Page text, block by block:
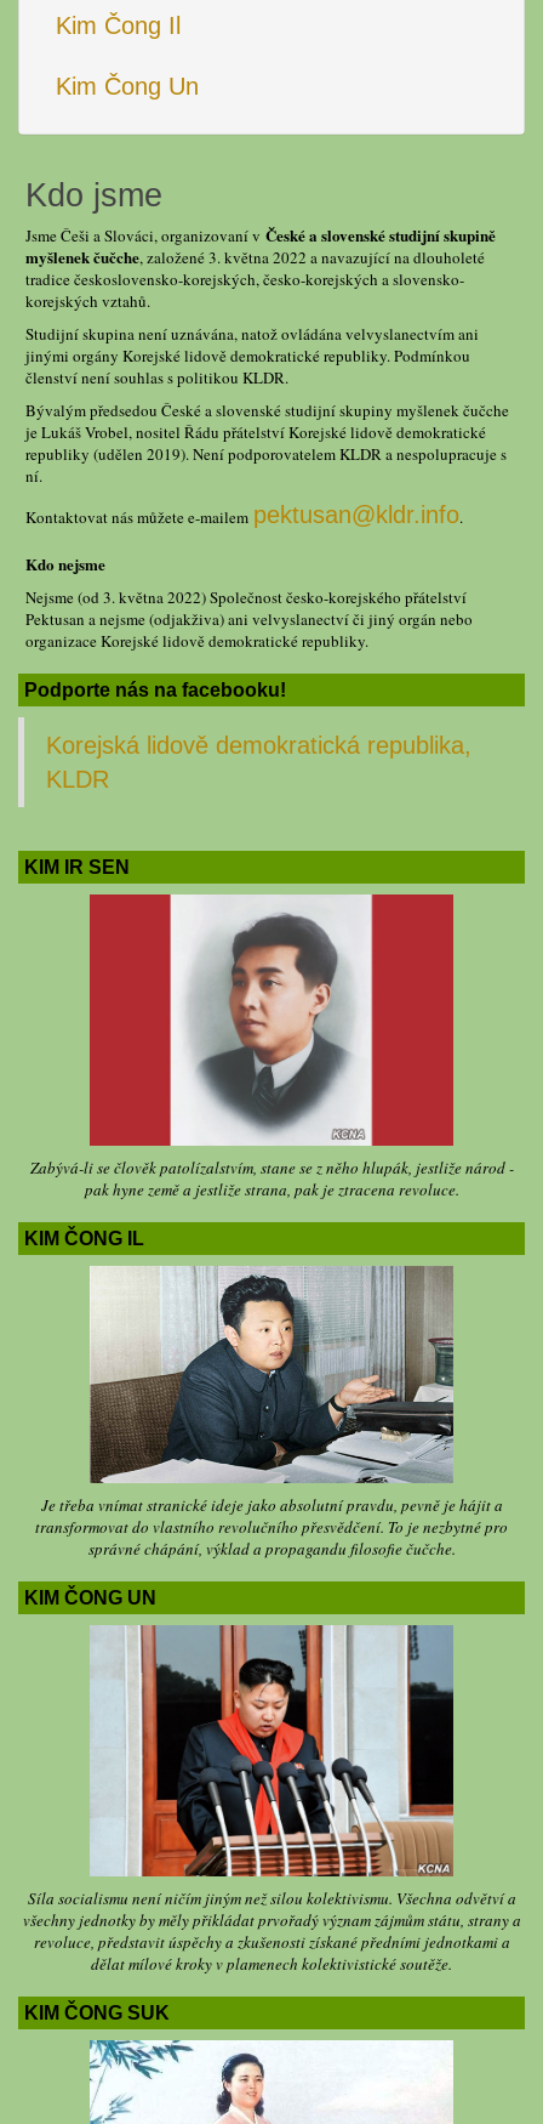
Kim Čong Il
Kim Čong Un
Kdo jsme
Jsme Češi a Slováci, organizovaní v České a slovenské studijní skupině
myšlenek čučche, založené 3. května 2022 a navazující na dlouholeté
tradice československo-korejských, česko-korejských a slovensko-
korejských vztahů.
Studijní skupina není uznávána, natož ovládána velvyslanectvím ani
jinými orgány Korejské lidově demokratické republiky. Podmínkou
členství není souhlas s politikou KLDR.
Bývalým předsedou České a slovenské studijní skupiny myšlenek čučche
je Lukáš Vrobel, nositel Řádu přátelství Korejské lidově demokratické
republiky (udělen 2019). Není podporovatelem KLDR a nespolupracuje s
ní.
Kontaktovat nás můžete e-mailem pektusan@kldr.info.
Kdo nejsme
Nejsme (od 3. května 2022) Společnost česko-korejského přátelství
Pektusan a nejsme (odjakživa) ani velvyslanectví či jiný orgán nebo
organizace Korejské lidově demokratické republiky.
Podporte nás na facebooku!
Korejská lidově demokratická republika,
KLDR
KIM IR SEN
Zabývá-li se člověk patolízalstvím, stane se z něho hlupák, jestliže národ -
pak hyne země a jestliže strana, pak je ztracena revoluce.
KIM ČONG IL
Je třeba vnímat stranické ideje jako absolutní pravdu, pevně je hájit a
transformovat do vlastního revolučního přesvědčení. To je nezbytné pro
správné chápání, výklad a propagandu filosofie čučche.
KIM ČONG UN
Síla socialismu není ničím jiným než silou kolektivismu. Všechna odvětví a
všechny jednotky by měly přikládat prvořadý význam zájmům státu, strany a
revoluce, představit úspěchy a zkušenosti získané předními jednotkami a
dělat mílové kroky v plamenech kolektivistické soutěže.
KIM ČONG SUK